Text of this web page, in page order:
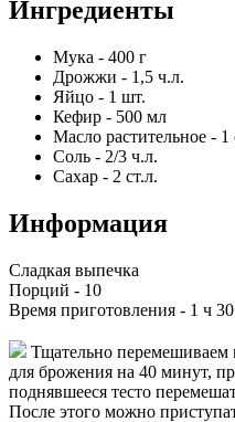
Ингредиенты
Мука - 400 г
Дрожжи - 1,5 ч.л.
Яйцо - 1 шт.
Кефир - 500 мл
Масло растительное - 1
Соль - 2/3 ч.л.
Сахар - 2 ст.л.
Информация
Сладкая выпечка
Порций - 10
Время приготовления - 1 ч
Тщательно перемешиваем
для брожения на 40 минут,
поднявшееся тесто
После этого можно